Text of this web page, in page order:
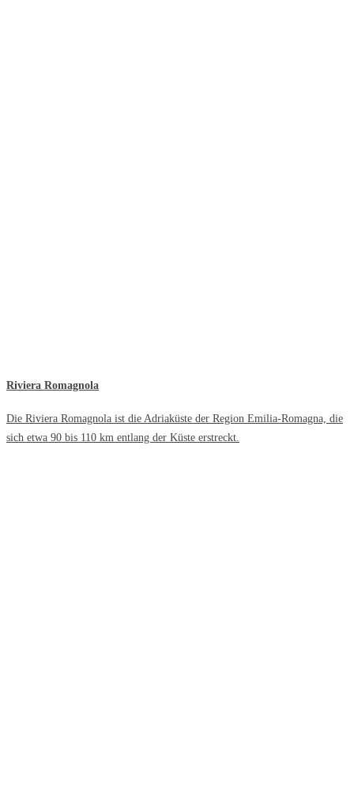
Riviera Romagnola
Die Riviera Romagnola ist die Adriaküste der Region Emilia-Romagna, die
sich etwa 90 bis 110 km entlang der Küste erstreckt.